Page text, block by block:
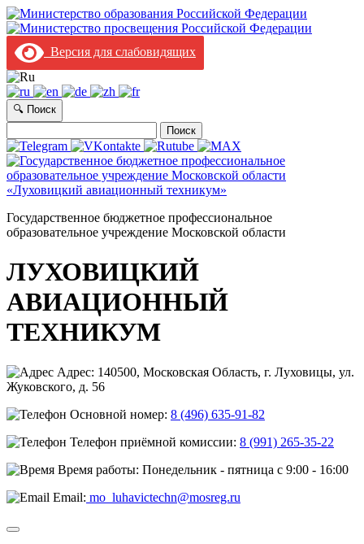
Версия для слабовидящих
🔍 Поиск
Государственное бюджетное профессиональное
образовательное учреждение Московской области
ЛУХОВИЦКИЙ
АВИАЦИОННЫЙ
ТЕХНИКУМ
Адрес: 140500, Московская Область, г. Луховицы, ул.
Жуковского, д. 56
Основной номер: 8 (496) 635-91-82
Телефон приёмной комиссии: 8 (991) 265-35-22
Время работы: Понедельник - пятница с 9:00 - 16:00
Email: mo_luhavictechn@mosreg.ru